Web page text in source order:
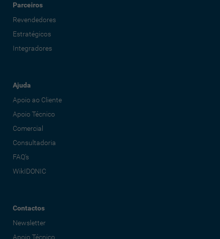
Parceiros
Revendedores
Estratégicos
Integradores
Ajuda
Apoio ao Cliente
Apoio Técnico
Comercial
Consultadoria
FAQ's
WikIDONIC
Contactos
Newsletter
Apoio Técnico